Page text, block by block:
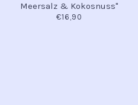
Meersalz & Kokosnuss"
€16,90